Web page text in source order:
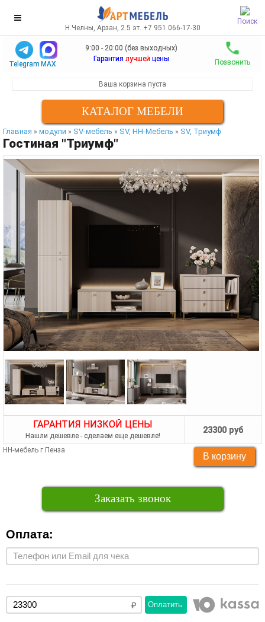
Поиск
Н.Челны, Арзан, 2.5 эт. +7 951 066-17-30
Telegram MAX
9:00 - 20:00 (без выходных)
Гарантия лучшей цены Позвонить
Ваша корзина пуста
КАТАЛОГ МЕБЕЛИ
Главная » модули » SV-мебель » SV, НН-Мебель » SV, Триумф
Гостиная "Триумф"
ГАРАНТИЯ НИЗКОЙ ЦЕНЫ
Нашли дешевле - сделаем еще дешевле!
23300 руб
НН-мебель г.Пенза
Заказать звонок
Оплата:
Оплатить